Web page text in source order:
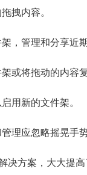
拽内容。
，管理和分享近
或将拖动的内容
用新的文件架。
理应忽略摇晃手
决方案，大大提